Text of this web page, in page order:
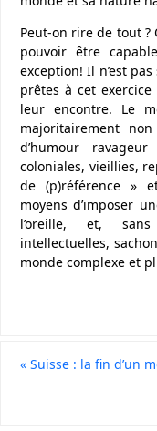
Peut-on rire de tout
pouvoir être
exception! Il n’est
prêtes à cet
leur encontre. Le
majoritairement
d’humour
coloniales, vieillies,
de (p)référence »
moyens d’imposer
l’oreille, et, sans
intellectuelles,
monde complexe et
« Suisse : la fin d’un